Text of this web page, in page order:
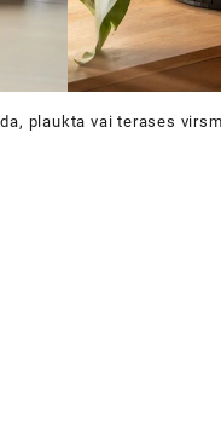
plaukta vai terases